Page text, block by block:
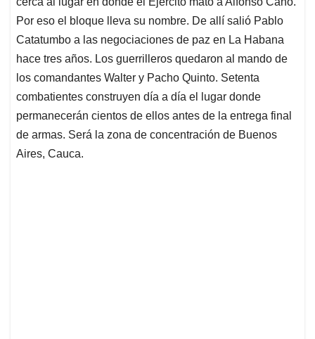
A
p
p
o
o
k
d
I
n
d
s
Por eso el bloque lleva su nombre. De allí salió Pablo
Catatumbo a las negociaciones de paz en La Habana
hace tres años. Los guerrilleros quedaron al mando de
los comandantes Walter y Pacho Quinto. Setenta
combatientes construyen día a día el lugar donde
permanecerán cientos de ellos antes de la entrega final
de armas. Será la zona de concentración de Buenos
Aires, Cauca.